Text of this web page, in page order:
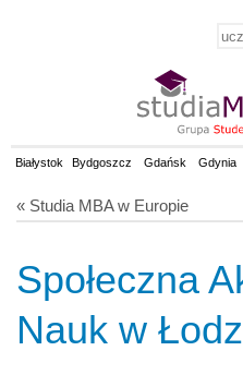
Białystok Bydgoszcz Gdańsk Gdynia
« Studia MBA w Europie
Społeczna
Nauk w